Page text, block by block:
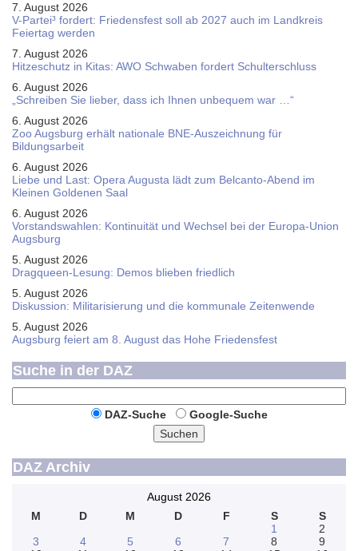
7. August 2026
V-Partei­³ fordert: Friedens­fest soll ab 2027 auch im Land­kreis
Feier­tag werden
7. August 2026
Hitzeschutz in Kitas: AWO Schwaben fordert Schulterschluss
6. August 2026
„Schreiben Sie lieber, dass ich Ihnen unbequem war …“
6. August 2026
Zoo Augsburg erhält nationale BNE-Auszeichnung für
Bildungsarbeit
6. August 2026
Liebe und Last: Opera Augusta lädt zum Belcanto-Abend im
Kleinen Goldenen Saal
6. August 2026
Vorstandswahlen: Kontinuität und Wechsel bei der Europa-Union
Augsburg
5. August 2026
Dragqueen-Lesung: Demos blieben friedlich
5. August 2026
Diskussion: Mi­li­ta­ri­sie­rung und die kommunale Zeitenwende
5. August 2026
Augsburg feiert am 8. August das Hohe Friedensfest
Suche in der DAZ
DAZ-Suche
Google-Suche
Suchen
DAZ Archiv
August 2026
M
D M D F S
S
1
2
3
4 5 6 7 8
9